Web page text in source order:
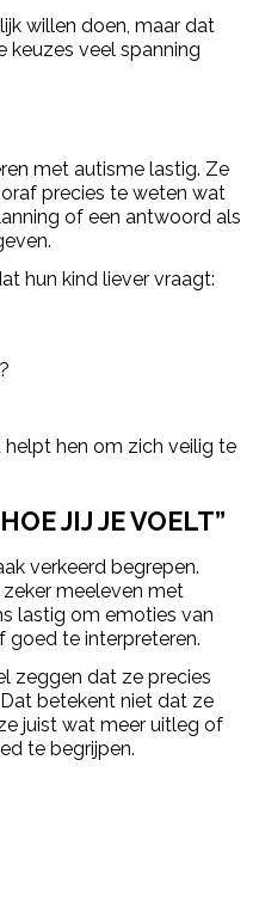
willen doen, maar dat
keuzes veel spanning
met autisme lastig. Ze
precies te weten wat
of een antwoord als
hun kind liever vraagt:
hen om zich veilig te
JIJ JE VOELT”
verkeerd begrepen.
meeleven met
lastig om emoties van
goed te interpreteren.
zeggen dat ze precies
betekent niet dat ze
juist wat meer uitleg of
te begrijpen.